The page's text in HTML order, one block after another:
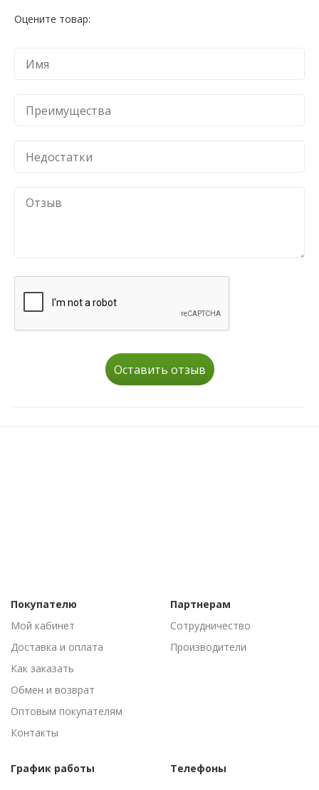
Оцените товар:
Оставить отзыв
Покупателю
Мой кабинет
Доставка и оплата
Как заказать
Обмен и возврат
Оптовым покупателям
Контакты
Партнерам
Сотрудничество
Производители
График работы
Телефоны